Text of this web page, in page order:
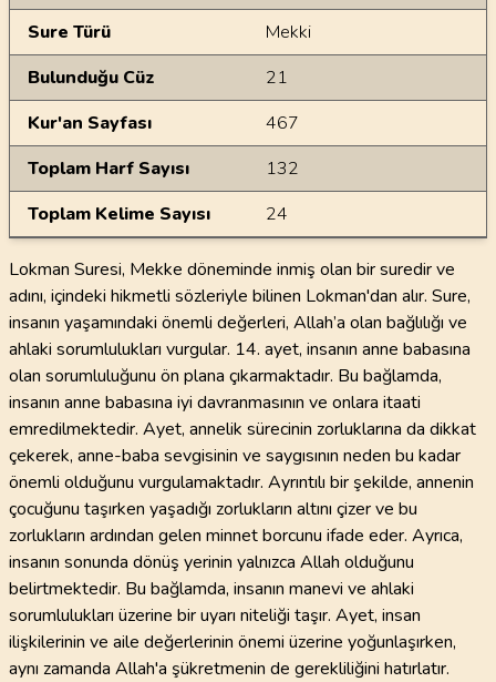
Sure Türü
Mekki
Bulunduğu Cüz
21
Kur'an Sayfası
467
Toplam Harf Sayısı
132
Toplam Kelime Sayısı
24
Lokman Suresi, Mekke döneminde inmiş olan bir suredir ve
adını, içindeki hikmetli sözleriyle bilinen Lokman'dan alır. Sure,
insanın yaşamındaki önemli değerleri, Allah’a olan bağlılığı ve
ahlaki sorumlulukları vurgular. 14. ayet, insanın anne babasına
olan sorumluluğunu ön plana çıkarmaktadır. Bu bağlamda,
insanın anne babasına iyi davranmasının ve onlara itaati
emredilmektedir. Ayet, annelik sürecinin zorluklarına da dikkat
çekerek, anne-baba sevgisinin ve saygısının neden bu kadar
önemli olduğunu vurgulamaktadır. Ayrıntılı bir şekilde, annenin
çocuğunu taşırken yaşadığı zorlukların altını çizer ve bu
zorlukların ardından gelen minnet borcunu ifade eder. Ayrıca,
insanın sonunda dönüş yerinin yalnızca Allah olduğunu
belirtmektedir. Bu bağlamda, insanın manevi ve ahlaki
sorumlulukları üzerine bir uyarı niteliği taşır. Ayet, insan
ilişkilerinin ve aile değerlerinin önemi üzerine yoğunlaşırken,
aynı zamanda Allah'a şükretmenin de gerekliliğini hatırlatır.